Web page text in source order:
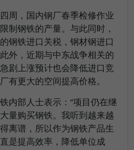
周，国内钢厂春季检修作业
制钢铁的产量。与此同时，
钢铁进口关税，钢材钢进口
外，近期与中东战争相关的
剧上涨预计也会降低进口竞
有更大的空间提高价格。
内部人士表示：“项目仍在继
量购买钢铁。我听到越来越
离谱，所以作为钢铁产品生
是提高效率，降低单位成